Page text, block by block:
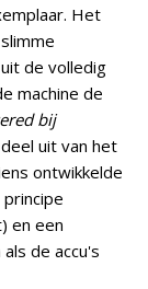
Het
de volledig
machine de
bij
uit van het
ontwikkelde
en een
de accu's